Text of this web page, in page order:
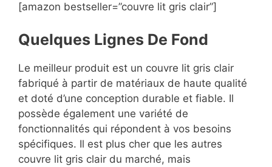
[amazon bestseller=”couvre lit gris clair”]
Quelques Lignes De Fond
Le meilleur produit est un couvre lit gris clair
fabriqué à partir de matériaux de haute qualité
et doté d’une conception durable et fiable. Il
possède également une variété de
fonctionnalités qui répondent à vos besoins
spécifiques. Il est plus cher que les autres
couvre lit gris clair du marché, mais